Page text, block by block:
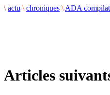
\ actu \ chroniques \ ADA
Articles